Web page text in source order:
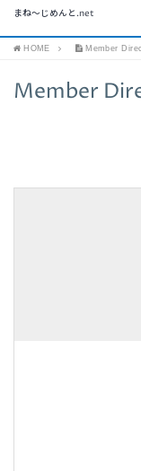
まね～じめんと.net
HOME Member
Member